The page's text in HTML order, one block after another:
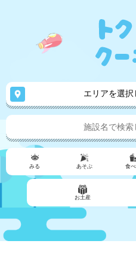
エリアを選
みる あそぶ 食
お土産